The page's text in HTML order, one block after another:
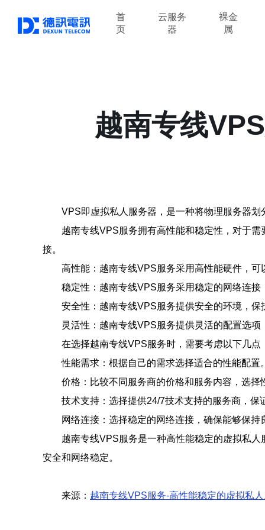
首
页
云服务
器
裸金
属
越南专线
VPS即虚拟私人服务器，是一种将物理服务器
越南专线VPS服务拥有高性能和稳定性，对于
接。
高性能：越南专线VPS服务采用高性能硬件，
稳定性：越南专线VPS服务采用稳定的网络连
安全性：越南专线VPS服务提供安全的环境，保
灵活性：越南专线VPS服务提供灵活的配置选
在选择越南专线VPS服务时，需要考虑以下几点
性能需求：根据自己的需求选择适合的性能配置
价格：比较不同服务商的价格和服务内容，选择
技术支持：选择提供24/7技术支持的服务商，保
网络连接：选择稳定的网络连接，确保能够保持
越南专线VPS服务是一种高性能稳定的虚拟私
安全和网络稳定。
来源： 越南专线VPS服务-高性能稳定的虚拟私